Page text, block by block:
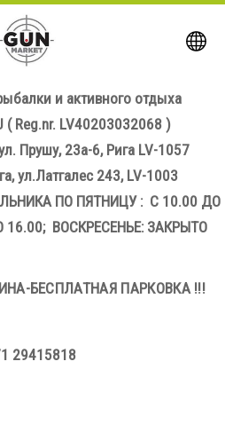
и активного отдыха
( Reg.nr. LV40203032068 )
Прушу, 23а-6, Рига LV-1057
ул.Латгалес 243, LV-1003
ПО ПЯТНИЦУ : С 10.00 ДО
16.00; ВОСКРЕСЕНЬЕ: ЗАКРЫТО
БЕСПЛАТНАЯ ПАРКОВКА !!!
29415818